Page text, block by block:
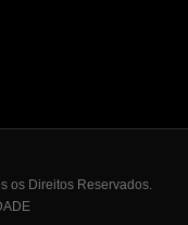
os Direitos Reservados.